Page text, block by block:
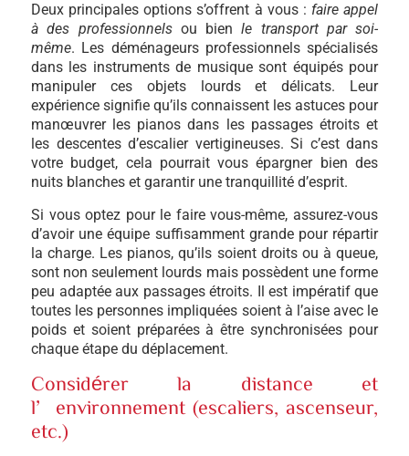
Deux principales options s’offrent à vous : faire appel
à des professionnelsou bienle transport par soi-
même. Les déménageurs professionnels spécialisés
dans les instruments de musique sont équipés pour
manipuler ces objets lourds et délicats. Leur
expérience signifie qu’ils connaissent les astuces pour
manœuvrer les pianos dans les passages étroits et
les descentes d’escalier vertigineuses. Si c’est dans
votre budget, cela pourrait vous épargner bien des
nuits blanches et garantir une tranquillité d’esprit.
Si vous optez pour le faire vous-même, assurez-vous
d’avoir une équipe suffisamment grande pour répartir
la charge. Les pianos, qu’ils soient droits ou à queue,
sont non seulement lourds mais possèdent une forme
peu adaptée aux passages étroits. Il est impératif que
toutes les personnes impliquées soient à l’aise avec le
poids et soient préparées à être synchronisées pour
chaque étape du déplacement.
Considérer la distance et
l’environnement (escaliers, ascenseur,
etc.)